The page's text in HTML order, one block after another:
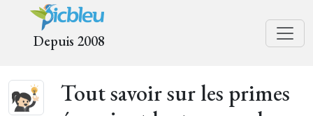
Depuis 2008
Tout savoir sur les primes